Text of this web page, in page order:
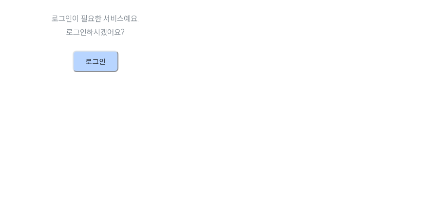
로그인이 필요한 서비스예요.
로그인하시겠어요?
로그인